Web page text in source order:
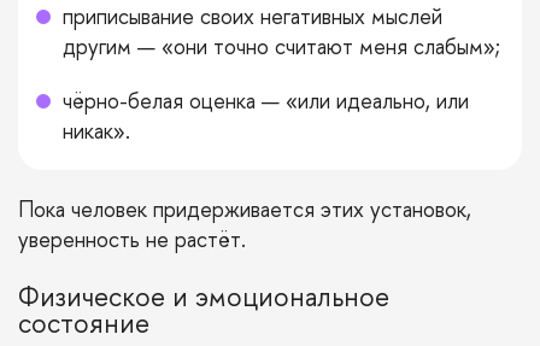
приписывание своих негативных мыслей
другим — «они точно считают меня слабым»;
чёрно-белая оценка — «или идеально, или
никак».
Пока человек придерживается этих установок,
уверенность не растёт.
Физическое и эмоциональное
состояние